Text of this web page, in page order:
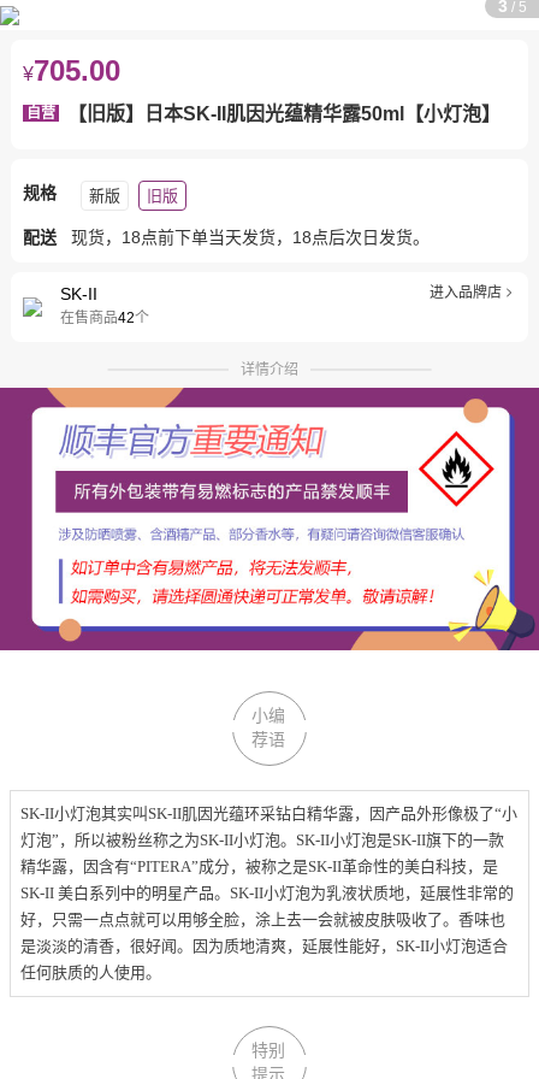
3 / 5
¥705.00
自营 【旧版】日本SK-II肌因光蕴精华露50ml【小灯泡】
规格 新版 旧版
配送 现货，18点前下单当天发货，18点后次日发货。
SK-II
在售商品42个
进入品牌店
详情介绍
小编
荐语
SK-II小灯泡其实叫SK-II肌因光蕴环采钻白精华露，因产品外形像极了“小
灯泡”，所以被粉丝称之为SK-II小灯泡。 SK-II小灯泡是SK-II旗下的一款
精华露，因含有“PITERA”成分，被称之是SK-II革命性的美白科技，是
SK-II 美白系列中的明星产品。 SK-II小灯泡为乳液状质地，延展性非常的
好，只需一点点就可以用够全脸，涂上去一会就被皮肤吸收了。香味也
是淡淡的清香，很好闻。
因为质地清爽，延展性能好， SK-II小灯泡适合
任何肤质的人使用。
特别
提示